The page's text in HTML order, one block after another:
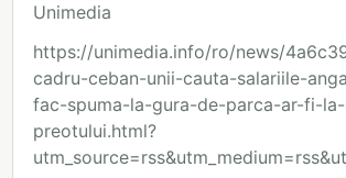
Unimedia
https://unimedia.info/ro/news/
cadru-ceban-unii-cauta-salariile-
fac-spuma-la-gura-de-parca-ar-fi-
preotului.html?